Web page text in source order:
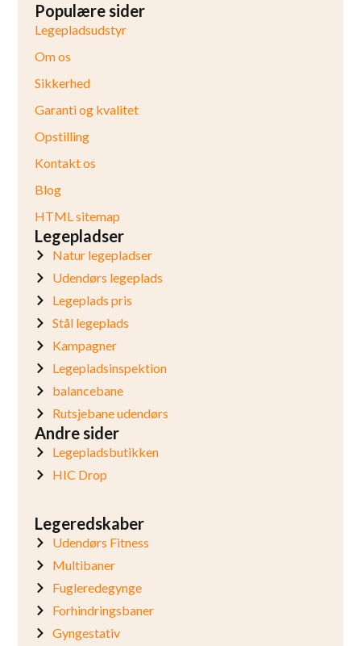
Populære sider
Legepladsudstyr
Om os
Sikkerhed
Garanti og kvalitet
Opstilling
Kontakt os
Blog
HTML sitemap
Legepladser
Natur legepladser
Udendørs legeplads
Legeplads pris
Stål legeplads
Kampagner
Legepladsinspektion
balancebane
Rutsjebane udendørs
Andre sider
Legepladsbutikken
HIC Drop
Legeredskaber
Udendørs Fitness
Multibaner
Fugleredegynge
Forhindringsbaner
Gyngestativ